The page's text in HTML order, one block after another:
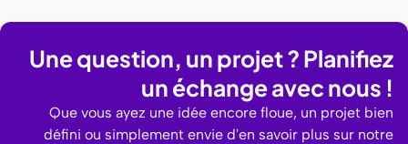
Une question, un projet ? Planifiez
un échange avec nous !
Que vous ayez une idée encore floue, un projet bien
défini ou simplement envie d'en savoir plus sur notre